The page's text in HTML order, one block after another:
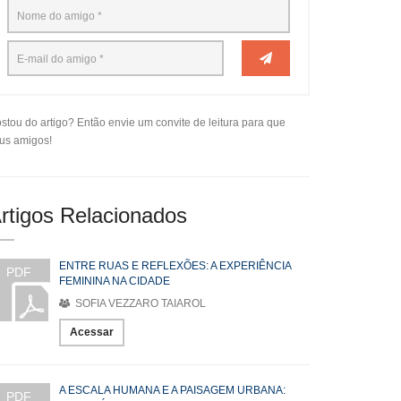
do artigo? Então envie um convite de leitura para que
amigos!
Relacionados
PDF
ENTRE RUAS E REFLEXÕES: A EXPERIÊNCIA
FEMININA NA CIDADE
SOFIA VEZZARO TAIAROL
Acessar
PDF
A ESCALA HUMANA E A PAISAGEM URBANA: